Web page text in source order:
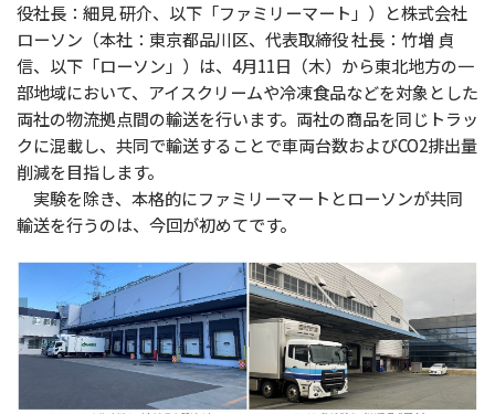
役社長：細見 研介、以下「ファミリーマート」）と株式会社
ローソン（本社：東京都品川区、代表取締役 社長：竹増 貞
信、以下「ローソン」）は、4月11日（木）から東北地方の一
部地域において、アイスクリームや冷凍食品などを対象とした
両社の物流拠点間の輸送を行います。両社の商品を同じトラッ
クに混載し、共同で輸送することで車両台数およびCO2排出量
削減を目指します。
実験を除き、本格的にファミリーマートとローソンが共同
輸送を行うのは、今回が初めてです。